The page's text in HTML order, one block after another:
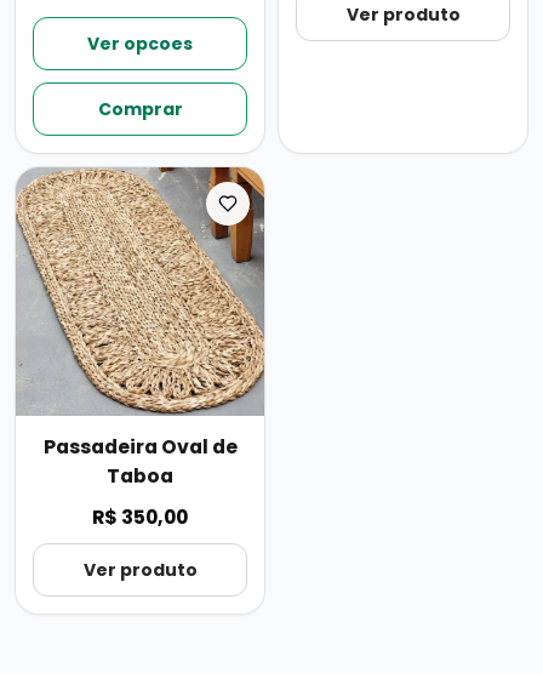
Ver opcoes
Comprar
Ver produto
Passadeira Oval de
Taboa
R$ 350,00
Ver produto